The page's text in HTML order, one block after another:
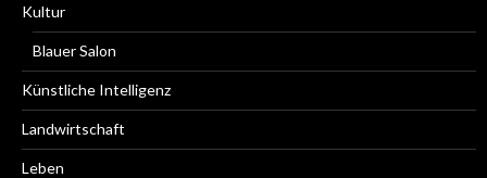
Kultur
Blauer Salon
Künstliche Intelligenz
Landwirtschaft
Leben